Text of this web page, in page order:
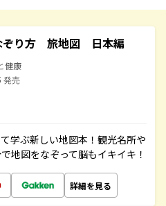
ぞり方 旅地図 日本編
健康
発売
学ぶ新しい地図本！観光名所や
地図をなぞって脳もイキイキ！
詳細を見る